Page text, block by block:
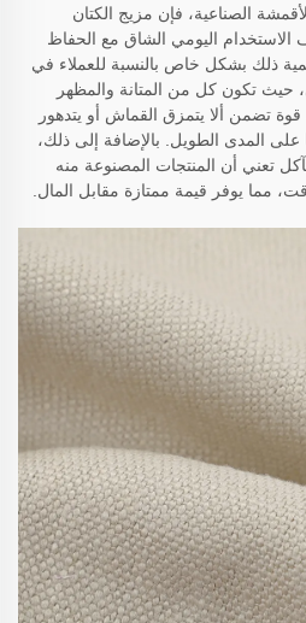
الصناعية، فإن مزيج الكتان
اليومي الشاق مع الحفاظ
ذلك بشكل خاص بالنسبة للعملاء في
حيث تكون كل من المتانة والمظهر
قوة تضمن ألا يتمزق القماش أو يتدهور
على المدى الطويل. بالإضافة إلى ذلك،
تعني أن المنتجات المصنوعة منه
مما يوفر قيمة ممتازة مقابل المال.